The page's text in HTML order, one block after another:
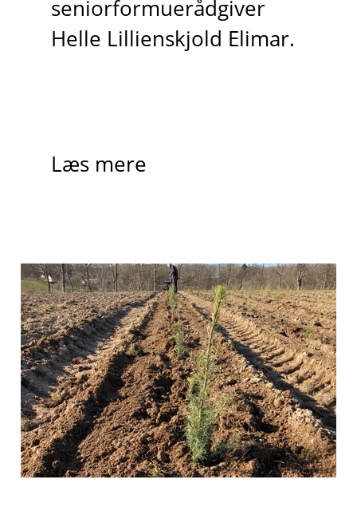
seniorformuerådgiver
Helle Lillienskjold Elimar.
Læs mere